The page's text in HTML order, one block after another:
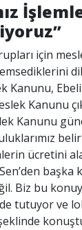
için
Kanunu,
Kanunu
Kanunu
ücretini
başka
Biz bu
tutuyor ve